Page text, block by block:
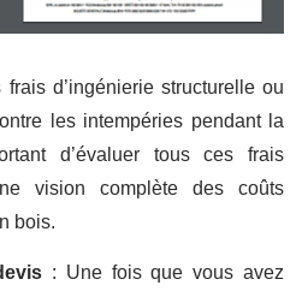
d’ingénierie structurelle ou
les intempéries pendant la
d’évaluer tous ces frais
vision complète des coûts
bois.
: Une fois que vous avez